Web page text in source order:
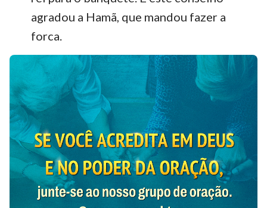
agradou a Hamã, que mandou fazer a
forca.